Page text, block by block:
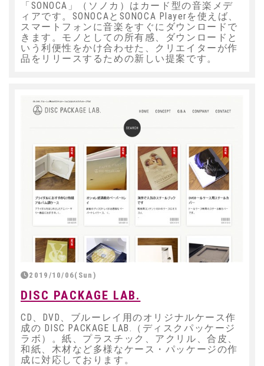
「SONOCA」（ソノカ）はカード型の音楽メデ
ィアです。SONOCAとSONOCA Playerを使えば、
スマートフォンに音楽をすぐにダウンロードで
きます。モノとしての所有感、ダウンロードと
いう利便性をかけ合わせた、クリエイターが作
品をリリースするための新しい提案です。
2019/10/06(Sun)
DISC PACKAGE LAB.
CD、DVD、ブルーレイ用のオリジナルケース作
成の DISC PACKAGE LAB.（ディスクパッケージ
ラボ）。紙、プラスチック、アクリル、合皮、
和紙、木材など多様なケース・パッケージの作
成に対応しております。